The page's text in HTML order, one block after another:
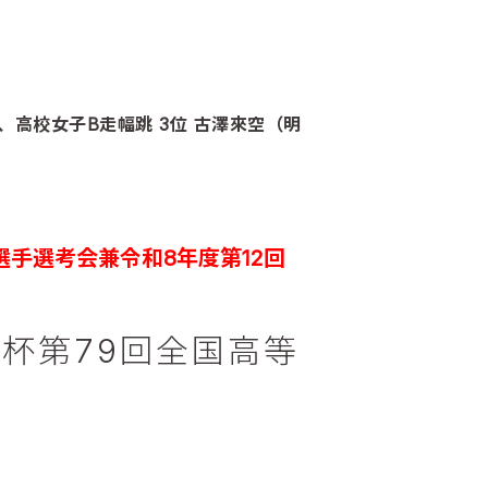
高校女子B走幅跳 3位 古澤來空（明
選考会兼令和8年度第12回
第79回全国高等